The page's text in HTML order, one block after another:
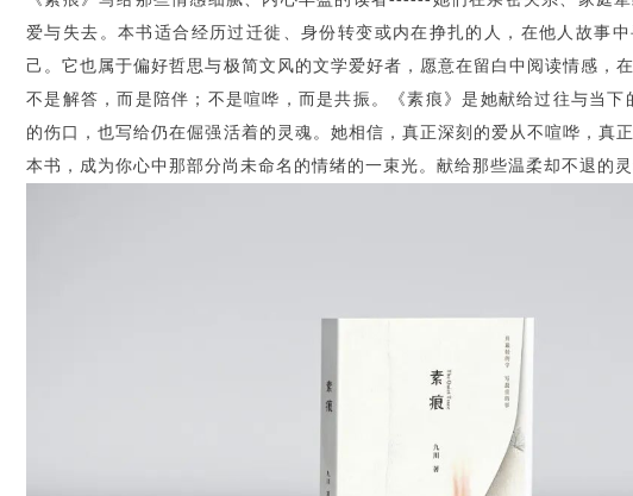
爱与失去。本书适合经历过迁徙、身份转变或内在挣扎的人，在他人故事
己。它也属于偏好哲思与极简文风的文学爱好者，愿意在留白中阅读情感，
不是解答，而是陪伴；不是喧哗，而是共振。《素痕》是她献给过往与当
的伤口，也写给仍在倔强活着的灵魂。她相信，真正深刻的爱从不喧哗，真
本书，成为你心中那部分尚未命名的情绪的一束光。献给那些温柔却不退的